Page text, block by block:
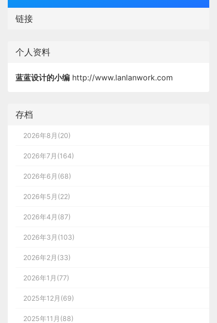
链接
个人资料
蓝蓝设计的小编 http://www.lanlanwork.com
存档
2026年8月(20)
2026年7月(164)
2026年6月(68)
2026年5月(22)
2026年4月(87)
2026年3月(103)
2026年2月(33)
2026年1月(77)
2025年12月(69)
2025年11月(88)